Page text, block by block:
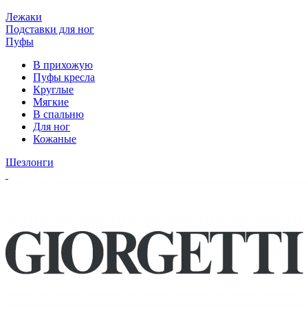
Лежаки
Подставки для ног
Пуфы
В прихожую
Пуфы кресла
Круглые
Мягкие
В спальню
Для ног
Кожаные
Шезлонги